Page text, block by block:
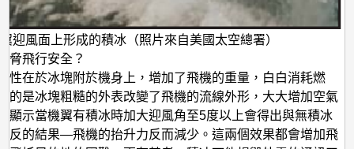
迎風面上形成的積冰（照片來自美國太空總署）
脅飛行安全？
性在於冰塊附於機身上，增加了飛機的重量，白白消耗燃
的是冰塊粗糙的外表改變了飛機的流線外形，大大增加空氣
顯示當機翼有積冰時加大迎風角至5度以上會得出與無積冰
反的結果—飛機的抬升力反而減少。這兩個效果都會增加飛